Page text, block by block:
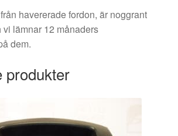
havererade fordon, är noggrant
lämnar 12 månaders
dem.
produkter